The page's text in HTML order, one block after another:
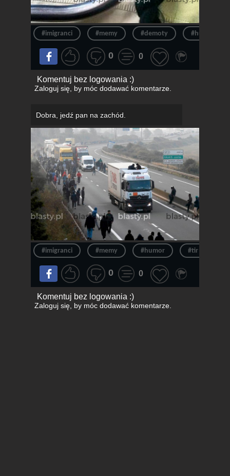
#imigranci #memy #demoty #humor
0 0
Komentuj bez logowania :)
Zaloguj się, by móc dodawać komentarze.
Dobra, jedź pan na zachód.
#imigranci #memy #humor #tir
0 0
Komentuj bez logowania :)
Zaloguj się, by móc dodawać komentarze.